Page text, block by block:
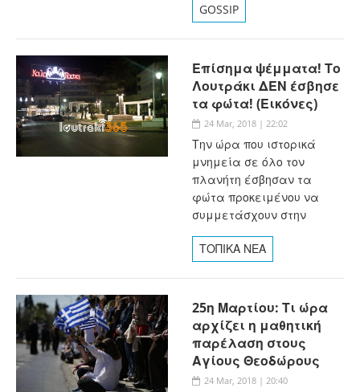
GOSSIP
Επίσημα ψέμματα! Το
Λουτράκι ΔΕΝ έσβησε
τα φώτα! (Εικόνες)
24 Mar, 2018 | 22:02
Την ώρα που ιστορικά
μνημεία σε όλο τον
πλανήτη έσβησαν τα
φώτα προκειμένου να
συμμετάσχουν στην
ΤΟΠΙΚΑ ΝΕΑ
25η Μαρτίου: Τι ώρα
αρχίζει η μαθητική
παρέλαση στους
Αγίους Θεοδώρους
24 Mar, 2018 | 20:40